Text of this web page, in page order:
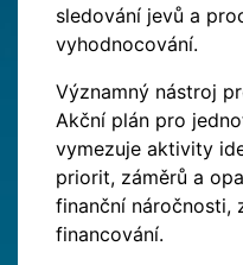
sledování jevů a
vyhodnocování.
Významný nástroj
Akční plán pro
vymezuje aktivity
priorit, záměrů a
finanční náročnosti,
financování.